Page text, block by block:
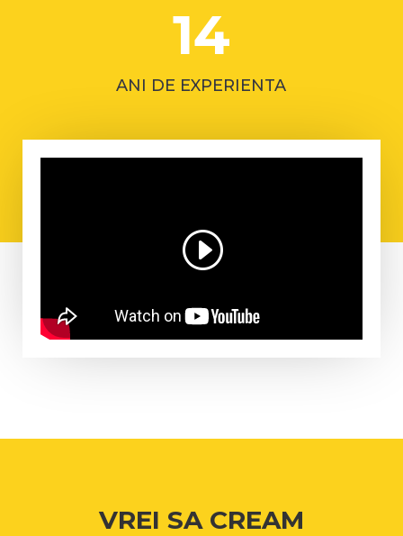
14
ANI DE EXPERIENTA
VREI SA CREAM